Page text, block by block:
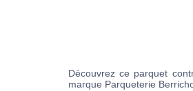
Découvrez ce parquet
marque Parqueterie